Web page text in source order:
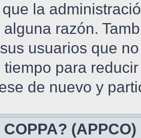
la
razón.
usuarios que
tiempo para
de nuevo y
(APPCO)